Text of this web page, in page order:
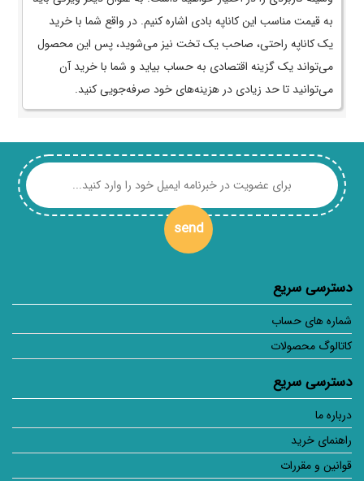
به قیمت مناسب این کاناپه بادی اشاره کنیم. در واقع شما با خرید
یک کاناپه راحتی، صاحب یک تخت نیز می‌شوید، پس این محصول
می‌تواند یک گزینه اقتصادی به حساب بیاید و شما با خرید آن
می‌توانید تا حد زیادی در هزینه‌های خود صرفه‌جویی کنید.
send
دسترسی سریع
شماره های حساب
کاتالوگ محصولات
دسترسی سریع
درباره ما
راهنمای خرید
قوانین و مقررات